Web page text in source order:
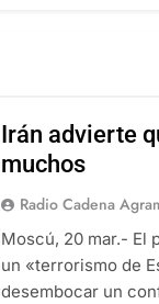
Irán advierte
muchos
Radio Cadena
Moscú, 20 mar.- El
un «terrorismo de
desembocar un